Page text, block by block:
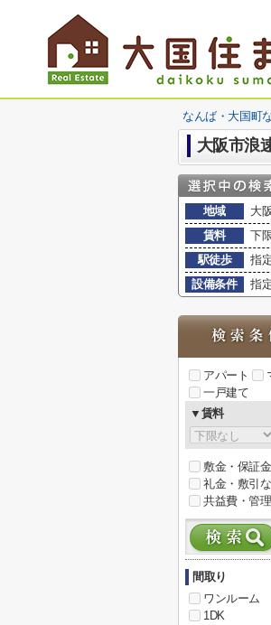
なんば・大国町
大阪市浪
地域
大
賃料
下
駅徒歩
指
設備条件
指
アパート
一戸建て
▼賃料
敷金・保証
礼金・敷引
共益費・管
間取り
ワンルーム
1DK